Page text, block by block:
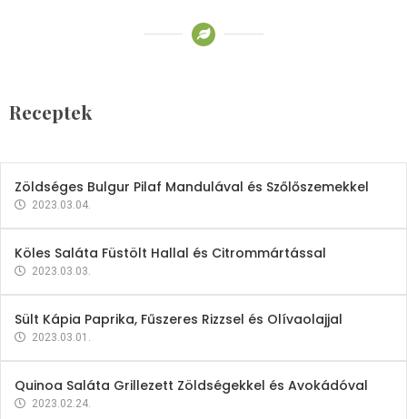
Receptek
2023.03.06.
Zöldséges Bulgur Pilaf Mandulával és Szőlőszemekkel
2023.03.04.
Köles Saláta Füstölt Hallal és Citrommártással
2023.03.03.
Sült Kápia Paprika, Fűszeres Rizzsel és Olívaolajjal
2023.03.01.
Quinoa Saláta Grillezett Zöldségekkel és Avokádóval
2023.02.24.